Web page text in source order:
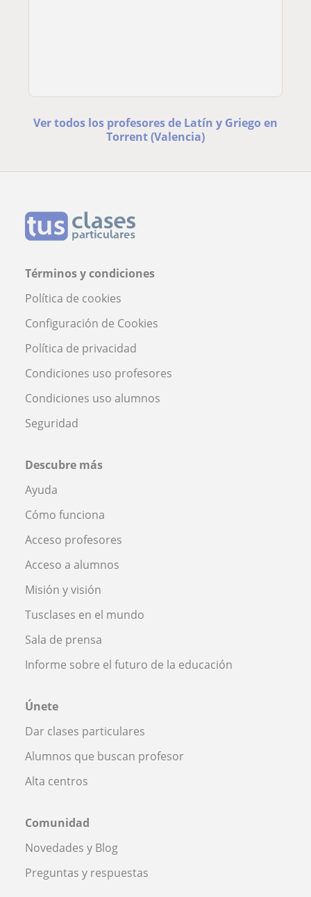
Ver todos los profesores de Latín y Griego en
Torrent (Valencia)
Términos y condiciones
Política de cookies
Configuración de Cookies
Política de privacidad
Condiciones uso profesores
Condiciones uso alumnos
Seguridad
Descubre más
Ayuda
Cómo funciona
Acceso profesores
Acceso a alumnos
Misión y visión
Tusclases en el mundo
Sala de prensa
Informe sobre el futuro de la educación
Únete
Dar clases particulares
Alumnos que buscan profesor
Alta centros
Comunidad
Novedades y Blog
Preguntas y respuestas